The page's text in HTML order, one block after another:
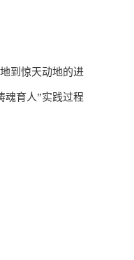
到惊天动地的进
魂育人”实践过程